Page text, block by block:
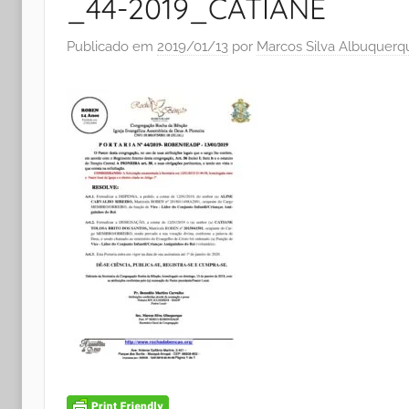
_44-2019_CATIANE
Publicado em 2019/01/13 por Marcos Silva